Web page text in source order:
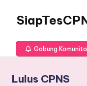
Gabung
Lulus CPNS